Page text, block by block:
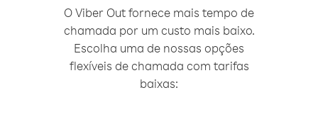
O Viber Out fornece mais tempo de
chamada por um custo mais baixo.
Escolha uma de nossas opções
flexíveis de chamada com tarifas
baixas: